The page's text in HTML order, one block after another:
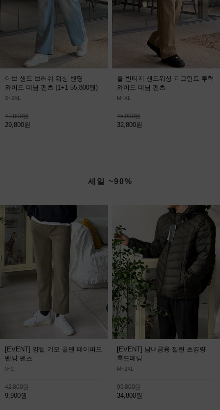
이브 샌드 브러쉬 워싱 밴딩
와이드 데님 팬츠 (1+1 55,800원)
S~2XL
41,800원
29,800원
몰 빈티지 샌드워싱 피그먼트 투턱
와이드 데님 팬츠
M~XL
45,900원
32,800원
세일 ~90%
[EVENT] 양털 기모 골덴 테이퍼드
밴딩 팬츠
0~2
42,800원
9,900원
[EVENT] 남녀공용 젤린 초경량
후드패딩
M~2XL
99,800원
34,800원